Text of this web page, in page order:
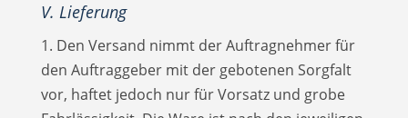
V. Lieferung
1. Den Versand nimmt der Auftragnehmer für
den Auftraggeber mit der ge­botenen Sorgfalt
vor, haftet jedoch nur für Vorsatz und grobe